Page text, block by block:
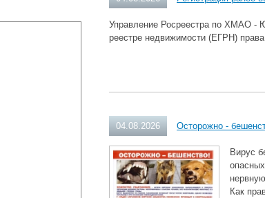
Управление Росреестра по ХМАО -
реестре недвижимости (ЕГРН)
04.08.2026 Осторожно -
Вирус
Как